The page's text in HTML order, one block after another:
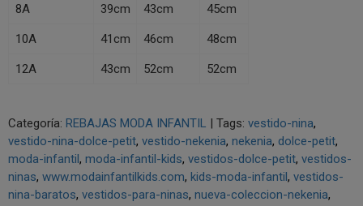
8A 39cm 43cm 45cm
10A 41cm 46cm 48cm
12A 43cm 52cm 52cm
Categoría: REBAJAS MODA INFANTIL | Tags: vestido-nina
vestido-nina-dolce-petit vestido-nekenia nekenia dolce-petit
moda-infantil moda-infantil-kids vestidos-dolce-petit vestidos-
ninas www.modainfantilkids.com kids-moda-infantil vestidos-
nina-baratos vestidos-para-ninas nueva-coleccion-nekenia